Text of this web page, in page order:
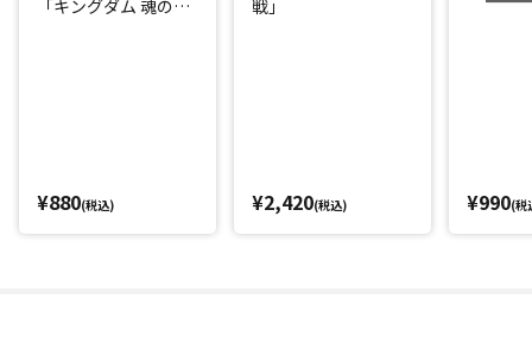
「キングダム 魂の決
¥880(税込)
戦」
¥2,420(税込) ¥990(税